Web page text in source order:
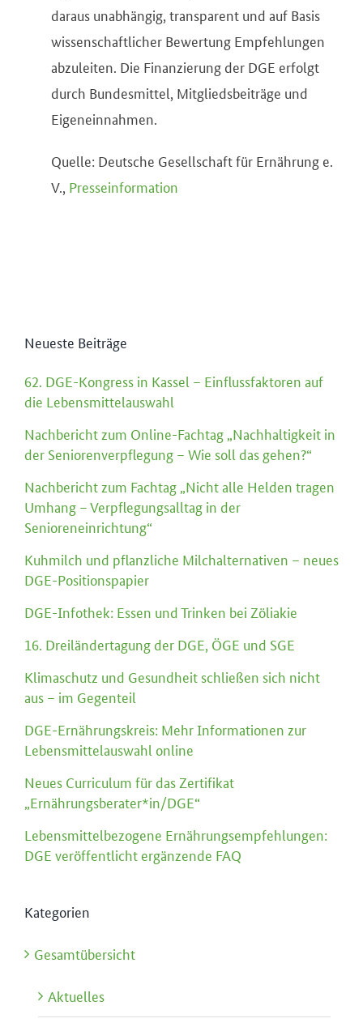
daraus unabhängig, transparent und auf Basis
wissenschaftlicher Bewertung Empfehlungen
abzuleiten. Die Finanzierung der DGE erfolgt
durch Bundesmittel, Mitgliedsbeiträge und
Eigeneinnahmen.
Quelle: Deutsche Gesellschaft für Ernährung e.
V., Presseinformation
Neueste Beiträge
62. DGE-Kongress in Kassel – Einflussfaktoren auf
die Lebensmittelauswahl
Nachbericht zum Online-Fachtag „Nachhaltigkeit in
der Seniorenverpflegung – Wie soll das gehen?“
Nachbericht zum Fachtag „Nicht alle Helden tragen
Umhang – Verpflegungsalltag in der
Senioreneinrichtung“
Kuhmilch und pflanzliche Milchalternativen – neues
DGE-Positionspapier
DGE-Infothek: Essen und Trinken bei Zöliakie
16. Dreiländertagung der DGE, ÖGE und SGE
Klimaschutz und Gesundheit schließen sich nicht
aus – im Gegenteil
DGE-Ernährungskreis: Mehr Informationen zur
Lebensmittelauswahl online
Neues Curriculum für das Zertifikat
„Ernährungsberater*in/DGE“
Lebensmittelbezogene Ernährungsempfehlungen:
DGE veröffentlicht ergänzende FAQ
Kategorien
Gesamtübersicht
Aktuelles